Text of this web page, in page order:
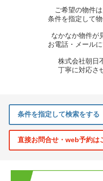
ご希望の物件
条件を指定して
なかなか物件が
お電話・メール
株式会社朝日
丁寧に対応さ
条件を指定して検索をする
直接お問合せ・web予約は